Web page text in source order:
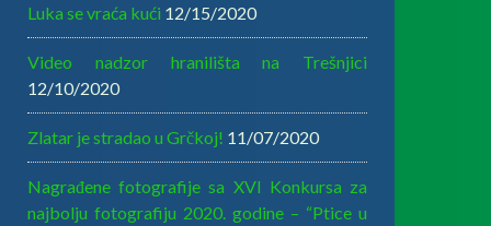
Luka se vraća kući 12/15/2020
Video nadzor hranilišta na Trešnjici
12/10/2020
Zlatar je stradao u Grčkoj! 11/07/2020
Nagrađene fotografije sa XVI Konkursa za
najbolju fotografiju 2020. godine – “Ptice u